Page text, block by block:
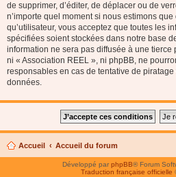
de supprimer, d’éditer, de déplacer ou de
n’importe quel moment si nous estimons
qu’utilisateur, vous acceptez que toutes les
spécifiées soient stockées dans notre base
information ne sera pas diffusée à une tierce
ni « Association REEL », ni phpBB, ne
responsables en cas de tentative de
données.
Accueil Accueil du forum
Développé parphpBB® Forum
Traduction française officielle